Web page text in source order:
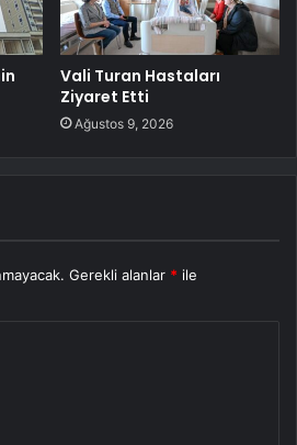
Vali Turan Hastaları
Ziyaret Etti
Ağustos 9, 2026
Gerekli alanlar * ile